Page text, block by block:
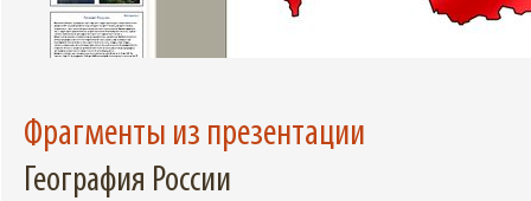
Фрагменты из презентации
География России